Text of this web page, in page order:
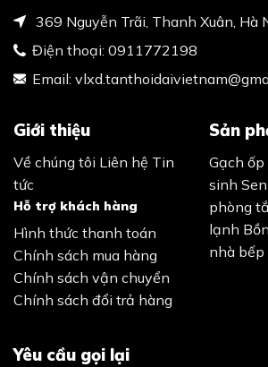
369 Nguyễn Trãi, Thanh Xuân, Hà
Điện thoại: 0911772198
Email:
Giới thiệu
Về chúng tôi Liên hệ Tin
tức
Hỗ trợ khách hàng
Hình thức thanh toán
Chính sách mua hàng
Chính sách vận chuyển
Chính sách đổi trả hàng
Sản
Gạch
sinh
phòng
lạnh
nhà bếp
Yêu cầu gọi lại